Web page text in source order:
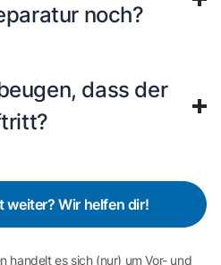
noch?
dass der
weiter? Wir helfen dir!
handelt es sich (nur) um Vor- und